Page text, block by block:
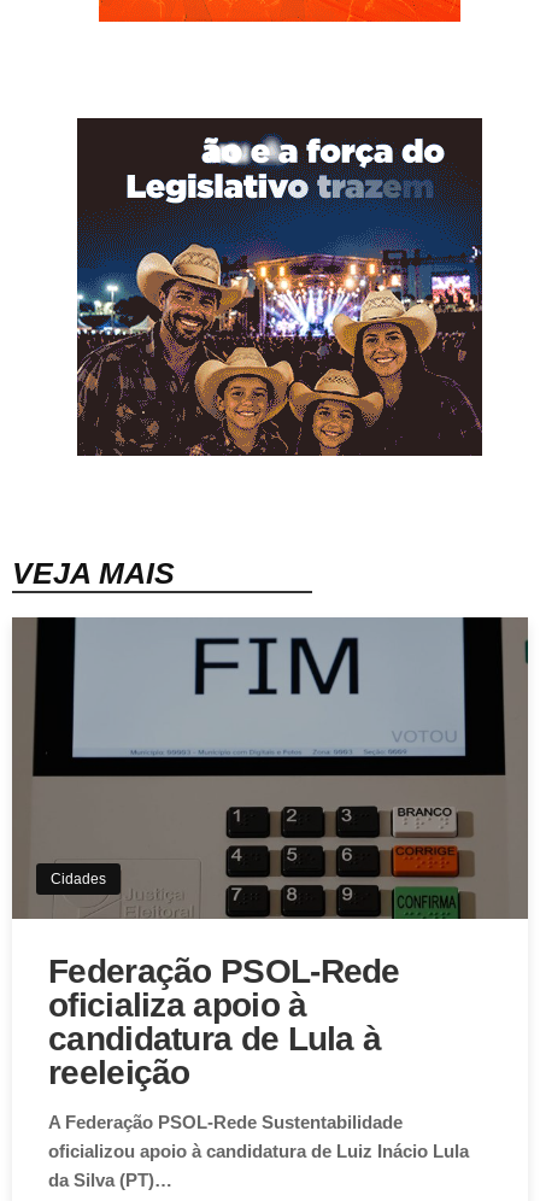
VEJA MAIS
Cidades
Federação PSOL-Rede
oficializa apoio à
candidatura de Lula à
reeleição
A Federação PSOL-Rede Sustentabilidade
oficializou apoio à candidatura de Luiz Inácio Lula
da Silva (PT)…